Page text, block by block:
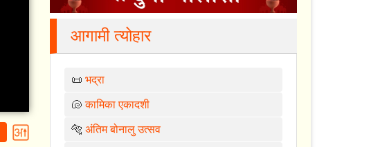
आगामी त्योहार
📜भद्रा
🐚कामिका एकादशी
🐅अंतिम बोनालु उत्सव